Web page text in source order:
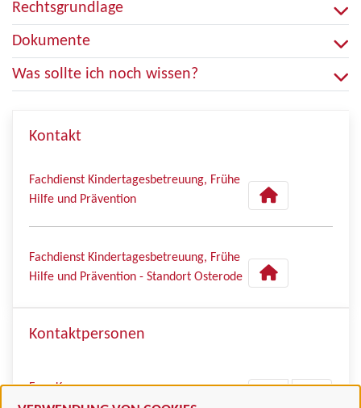
Rechtsgrundlage
Dokumente
Was sollte ich noch wissen?
Kontakt
Fachdienst Kindertagesbetreuung, Frühe
Hilfe und Prävention
Fachdienst Kindertagesbetreuung, Frühe
Hilfe und Prävention - Standort Osterode
Kontaktpersonen
Frau Kunz